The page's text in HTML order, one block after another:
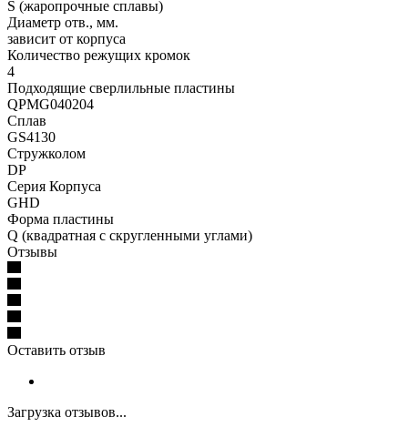
S (жаропрочные сплавы)
Диаметр отв., мм.
зависит от корпуса
Количество режущих кромок
4
Подходящие сверлильные пластины
QPMG040204
Сплав
GS4130
Стружколом
DP
Серия Корпуса
GHD
Форма пластины
Q (квадратная с скругленными углами)
Отзывы
Оставить отзыв
Загрузка отзывов...